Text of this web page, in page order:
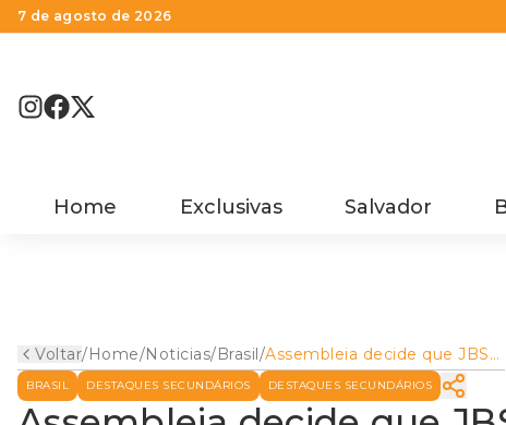
7 de agosto de 2026
Home Exclusivas Salvador
Voltar/Home/Noticias/Brasil/Assembleia decide que JBS
deve entrar com ação contra
irmãos Batista
BRASIL DESTAQUES SECUNDÁRIOS DESTAQUES SECUNDÁRIOS